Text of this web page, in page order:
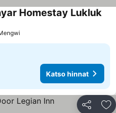
Homestay Lukluk
Katso hinnat
Jaa